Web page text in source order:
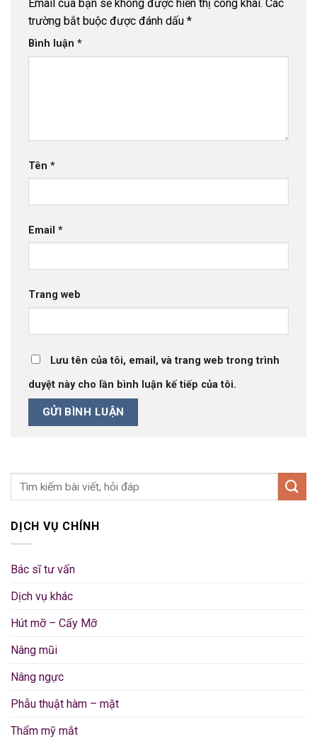
Email của bạn sẽ không được hiển thị công khai. Các
trường bắt buộc được đánh dấu *
Bình luận *
Tên *
Email *
Trang web
Lưu tên của tôi, email, và trang web trong trình
duyệt này cho lần bình luận kế tiếp của tôi.
DỊCH VỤ CHÍNH
Bác sĩ tư vấn
Dịch vụ khác
Hút mỡ – Cấy Mỡ
Nâng mũi
Nâng ngực
Phẫu thuật hàm – mặt
Thẩm mỹ mắt